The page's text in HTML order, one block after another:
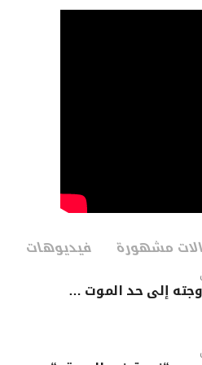
مشهورة فيديوهات
إلى حد الموت …